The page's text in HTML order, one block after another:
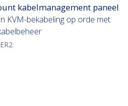
kabelmanagement paneel
KVM-bekabeling op orde met